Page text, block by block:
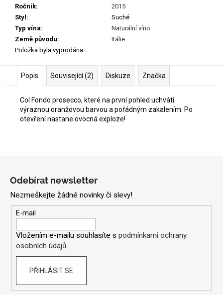
Ročník:
2015
Styl :
Suché
Typ vína:
Naturální víno
Země původu:
Itálie
Položka byla vyprodána…
Popis Související (2) Diskuze Značka
Col Fondo prosecco, které na první pohled uchvátí
výraznou oranžovou barvou a pořádným zakalením. Po
otevření nastane ovocná exploze!
Odebírat newsletter
Nezmeškejte žádné novinky či slevy!
E-mail
Vložením e-mailu souhlasíte s podmínkami ochrany
osobních údajů
PŘIHLÁSIT SE